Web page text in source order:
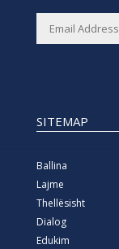
SITEMAP
Ballina
Lajme
Thellësisht
Dialog
Edukim